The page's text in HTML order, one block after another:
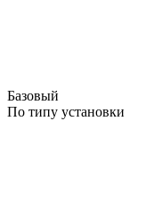
Базовый
По типу установки